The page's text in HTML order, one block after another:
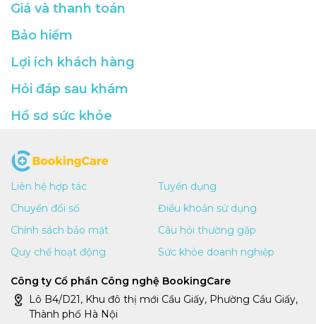
Giá và thanh toán
Bảo hiểm
Lợi ích khách hàng
Hỏi đáp sau khám
Hồ sơ sức khỏe
Công ty Cổ phần Công nghệ BookingCare
Lô B4/D21, Khu đô thị mới Cầu Giấy, Phường Cầu Giấy,
Thành phố Hà Nội
Liên hệ hợp tác
Chuyển đổi số
Chính sách bảo mật
Quy chế hoạt động
Tuyển dụng
Điều khoản sử dụng
Câu hỏi thường gặp
Sức khỏe doanh nghiệp